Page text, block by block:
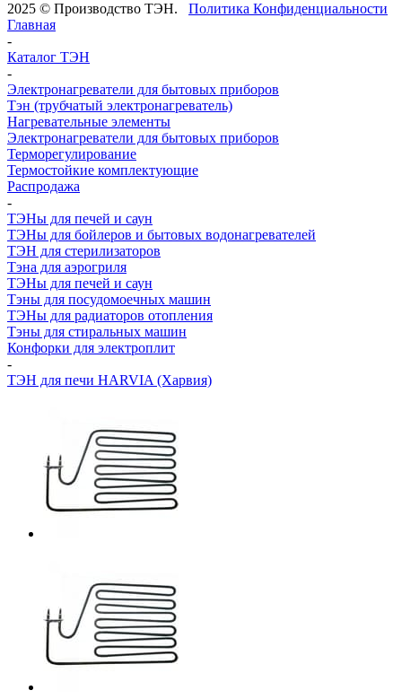
2025 © Производство ТЭН. Политика Конфиденциальности
Главная
-
Каталог ТЭН
-
Электронагреватели для бытовых приборов
Тэн (трубчатый электронагреватель)
Нагревательные элементы
Электронагреватели для бытовых приборов
Терморегулирование
Термостойкие комплектующие
Распродажа
-
ТЭНы для печей и саун
ТЭНы для бойлеров и бытовых водонагревателей
ТЭН для стерилизаторов
Тэна для аэрогриля
ТЭНы для печей и саун
Тэны для посудомоечных машин
ТЭНы для радиаторов отопления
Тэны для стиральных машин
Конфорки для электроплит
-
ТЭН для печи HARVIA (Харвия)